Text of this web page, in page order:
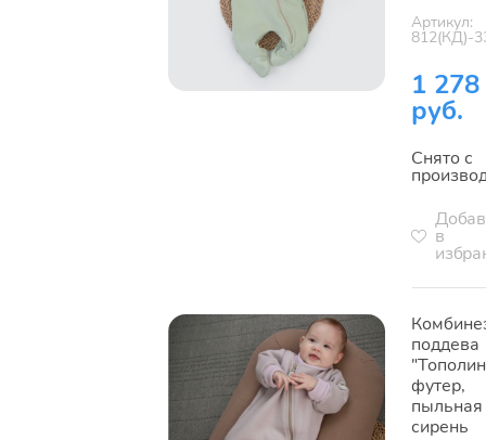
Артикул:
812(КД)-
1 278
руб.
Снято с
в
поддева
футер,
пыльная
сирень